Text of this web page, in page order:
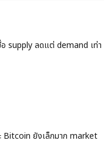
supply ลดแต่ demand เท่า
Bitcoin ยังเล็กมาก market